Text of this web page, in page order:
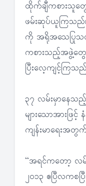
ထိုက်ချီကစားသူတွ
ဖမ်းဆုပ်ယူကြသည်
ကို အရိုအသေပြုသလို
ကစားသည့်အဖွဲ့တွေ
ပြီးလေ့ကျင့်ကြသ
၃၇ လမ်းမှာနေသ
များသောအားဖြ
ကျန်းမာရေးအ
“အရင်ကတော့ လမ်
၂၀၁၃ ဧပြီလကစပ